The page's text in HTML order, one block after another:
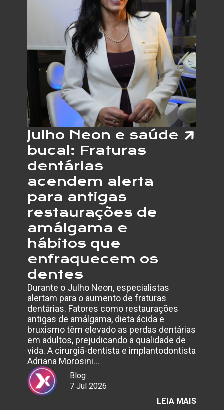
OS
SINAIS
NAS
MÃOS
Julho Neon e saúde
bucal: Fraturas
dentárias
acendem alerta
para antigas
restaurações de
amálgama e
hábitos que
enfraquecem os
dentes
Durante o Julho Neon, especialistas
alertam para o aumento de fraturas
dentárias. Fatores como restaurações
antigas de amálgama, dieta ácida e
bruxismo têm elevado as perdas dentárias
em adultos, prejudicando a qualidade de
vida. A cirurgiã-dentista e implantodontista
Adriana Morosini…
Blog
7 Jul 2026
LEIA MAIS: